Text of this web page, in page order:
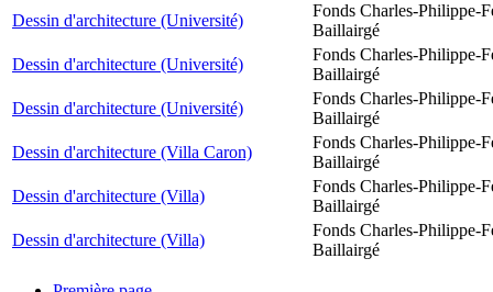
Dessin d'architecture (Université)
Fonds Charles-Philippe-
Baillairgé
Dessin d'architecture (Université)
Fonds Charles-Philippe-
Baillairgé
Dessin d'architecture (Université)
Fonds Charles-Philippe-
Baillairgé
Dessin d'architecture (Villa Caron)
Fonds Charles-Philippe-
Baillairgé
Dessin d'architecture (Villa)
Fonds Charles-Philippe-
Baillairgé
Dessin d'architecture (Villa)
Fonds Charles-Philippe-
Baillairgé